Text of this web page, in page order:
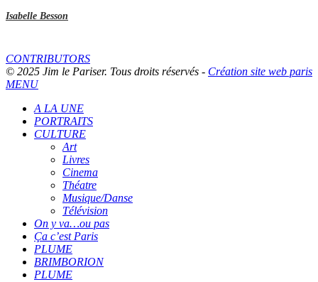
Isabelle Besson
CONTRIBUTORS
© 2025 Jim le Pariser. Tous droits réservés - Création site web paris
MENU
A LA UNE
PORTRAITS
CULTURE
Art
Livres
Cinema
Théatre
Musique/Danse
Télévision
On y va…ou pas
Ça c’est Paris
PLUME
BRIMBORION
PLUME